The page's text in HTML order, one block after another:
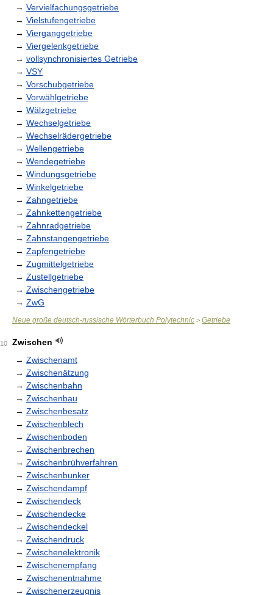
→ Vervielfachungsgetriebe
→ Vielstufengetriebe
→ Vierganggetriebe
→ Viergelenkgetriebe
→ vollsynchronisiertes Getriebe
→ VSY
→ Vorschubgetriebe
→ Vorwählgetriebe
→ Wälzgetriebe
→ Wechselgetriebe
→ Wechselrädergetriebe
→ Wellengetriebe
→ Wendegetriebe
→ Windungsgetriebe
→ Winkelgetriebe
→ Zahngetriebe
→ Zahnkettengetriebe
→ Zahnradgetriebe
→ Zahnstangengetriebe
→ Zapfengetriebe
→ Zugmittelgetriebe
→ Zustellgetriebe
→ Zwischengetriebe
→ ZwG
Neue große deutsch-russische Wörterbuch Polytechnic > Getriebe
10
Zwischen
→ Zwischenamt
→ Zwischenätzung
→ Zwischenbahn
→ Zwischenbau
→ Zwischenbesatz
→ Zwischenblech
→ Zwischenboden
→ Zwischenbrechen
→ Zwischenbrühverfahren
→ Zwischenbunker
→ Zwischendampf
→ Zwischendeck
→ Zwischendecke
→ Zwischendeckel
→ Zwischendruck
→ Zwischenelektronik
→ Zwischenempfang
→ Zwischenentnahme
→ Zwischenerzeugnis